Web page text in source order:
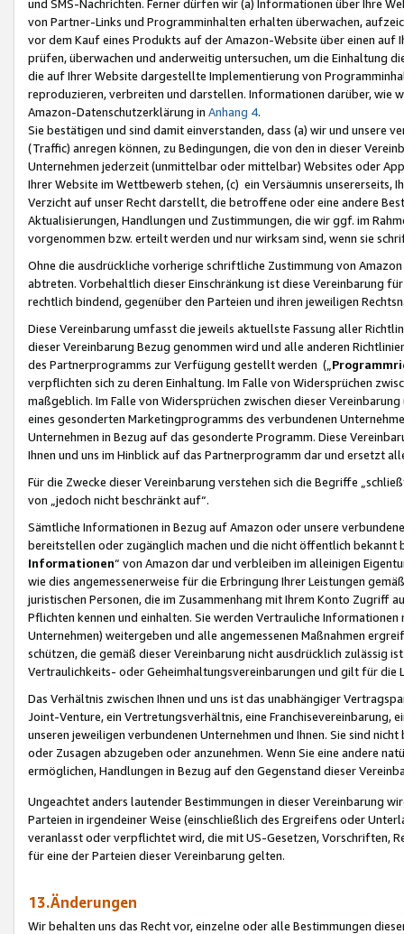
und SMS-Nachrichten. Ferner dürfen wir (a) Informationen über Ihre
von Partner-Links und Programminhalten erhalten überwachen,
vor dem Kauf eines Produkts auf der Amazon-Website über einen
prüfen, überwachen und anderweitig untersuchen, um die Einhaltung
die auf Ihrer Website dargestellte Implementierung von
reproduzieren, verbreiten und darstellen. Informationen darüber, wie
Amazon-Datenschutzerklärung in Anhang 4.
Sie bestätigen und sind damit einverstanden, dass (a) wir und
(Traffic) anregen können, zu Bedingungen, die von den in dieser
Unternehmen jederzeit (unmittelbar oder mittelbar) Websites oder
Ihrer Website im Wettbewerb stehen, (c) ein Versäumnis unsererseits,
Verzicht auf unser Recht darstellt, die betroffene oder eine andere
Aktualisierungen, Handlungen und Zustimmungen, die wir ggf. im
vorgenommen bzw. erteilt werden und nur wirksam sind, wenn sie
Ohne die ausdrückliche vorherige schriftliche Zustimmung von
abtreten. Vorbehaltlich dieser Einschränkung ist diese Vereinbarung
rechtlich bindend, gegenüber den Parteien und ihren jeweiligen
Diese Vereinbarung umfasst die jeweils aktuellste Fassung aller
dieser Vereinbarung Bezug genommen wird und alle anderen
des Partnerprogramms zur Verfügung gestellt werden („
verpflichten sich zu deren Einhaltung. Im Falle von Widersprüchen
maßgeblich. Im Falle von Widersprüchen zwischen dieser
eines gesonderten Marketingprogramms des verbundenen
Unternehmen in Bezug auf das gesonderte Programm. Diese
Ihnen und uns im Hinblick auf das Partnerprogramm dar und ersetzt
Für die Zwecke dieser Vereinbarung verstehen sich die Begriffe
von „jedoch nicht beschränkt auf“.
Sämtliche Informationen in Bezug auf Amazon oder unsere
bereitstellen oder zugänglich machen und die nicht öffentlich
Informationen“ von Amazon dar und verbleiben im alleinigen
wie dies angemessenerweise für die Erbringung Ihrer Leistungen
juristischen Personen, die im Zusammenhang mit Ihrem Konto
Pflichten kennen und einhalten. Sie werden Vertrauliche
Unternehmen) weitergeben und alle angemessenen Maßnahmen
schützen, die gemäß dieser Vereinbarung nicht ausdrücklich zulässig
Vertraulichkeits- oder Geheimhaltungsvereinbarungen und gilt für die
Das Verhältnis zwischen Ihnen und uns ist das unabhängiger
Joint-Venture, ein Vertretungsverhältnis, eine Franchisevereinbarung,
unseren jeweiligen verbundenen Unternehmen und Ihnen. Sie sind
oder Zusagen abzugeben oder anzunehmen. Wenn Sie eine andere
ermöglichen, Handlungen in Bezug auf den Gegenstand dieser
Ungeachtet anders lautender Bestimmungen in dieser Vereinbarung
Parteien in irgendeiner Weise (einschließlich des Ergreifens oder
veranlasst oder verpflichtet wird, die mit US-Gesetzen, Vorschriften,
für eine der Parteien dieser Vereinbarung gelten.
13.Änderungen
Wir behalten uns das Recht vor, einzelne oder alle Bestimmungen